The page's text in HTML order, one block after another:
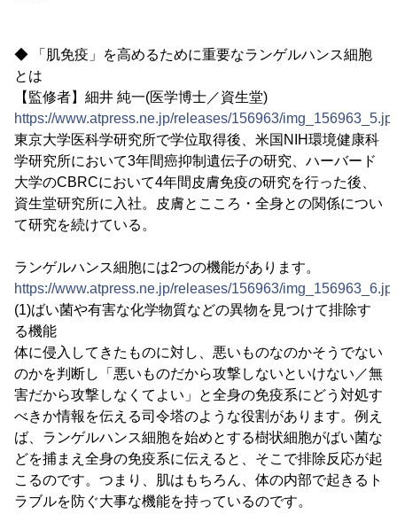
◆ 「肌免疫」を高めるために重要なランゲルハンス細胞
とは
【監修者】細井 純一(医学博士／資生堂)
https://www.atpress.ne.jp/releases/156963/
東京大学医科学研究所で学位取得後、米国NIH環境健康科
学研究所において3年間癌抑制遺伝子の研究、ハーバード
大学のCBRCにおいて4年間皮膚免疫の研究を行った後、
資生堂研究所に入社。皮膚とこころ・全身との関係につい
て研究を続けている。
ランゲルハンス細胞には2つの機能があります。
https://www.atpress.ne.jp/releases/156963/
(1)ばい菌や有害な化学物質などの異物を見つけて排除す
る機能
体に侵入してきたものに対し、悪いものなのかそうでない
のかを判断し「悪いものだから攻撃しないといけない／無
害だから攻撃しなくてよい」と全身の免疫系にどう対処す
べきか情報を伝える司令塔のような役割があります。例え
ば、ランゲルハンス細胞を始めとする樹状細胞がばい菌な
どを捕まえ全身の免疫系に伝えると、そこで排除反応が起
こるのです。つまり、肌はもちろん、体の内部で起きるト
ラブルを防ぐ大事な機能を持っているのです。